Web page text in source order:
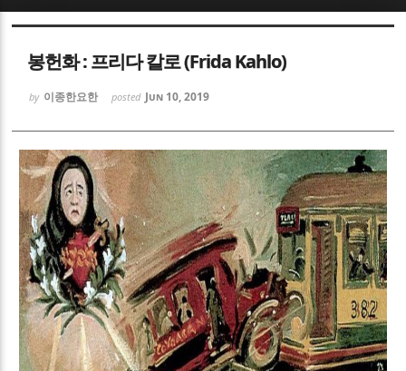
봉헌화 : 프리다 칼로 (Frida Kahlo)
by 이종한요한 posted Jun 10, 2019
Sketchbook5, 스케치북5
Sketchbook5, 스케치북5
Sketchbook5, 스케치북5
Sketchbook5, 스케치북5